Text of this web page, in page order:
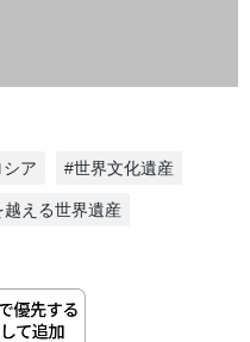
ア #世界文化遺産
越える世界遺産